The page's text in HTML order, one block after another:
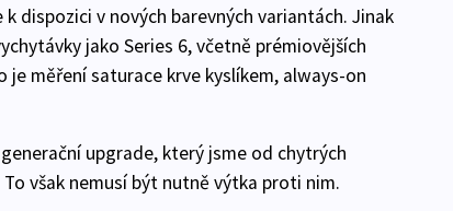
dispozici v nových barevných variantách. Jinak
jako Series 6, včetně prémiovějších
je měření saturace krve kyslíkem, always-on
upgrade, který jsme od chytrých
však nemusí být nutně výtka proti nim.